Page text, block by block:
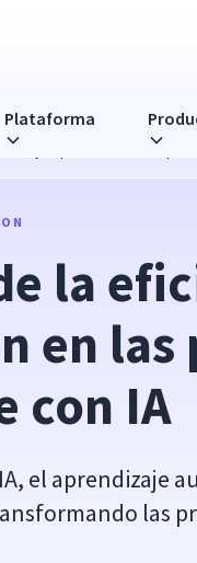
Plataforma
y la precisión en las
la
en las
con IA
el aprendizaje
las